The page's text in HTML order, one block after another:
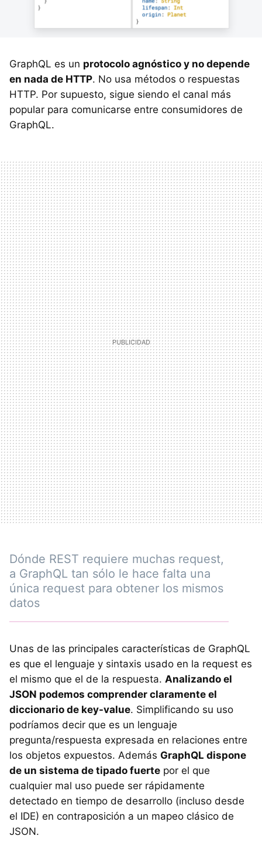
GraphQL es un protocolo agnóstico y no depende
en nada de HTTP. No usa métodos o respuestas
HTTP. Por supuesto, sigue siendo el canal más
popular para comunicarse entre consumidores de
GraphQL.
Dónde REST requiere muchas request,
a GraphQL tan sólo le hace falta una
única request para obtener los mismos
datos
Unas de las principales características de GraphQL
es que el lenguaje y sintaxis usado en la request es
el mismo que el de la respuesta. Analizando el
JSON podemos comprender claramente el
diccionario de key-value. Simplificando su uso
podríamos decir que es un lenguaje
pregunta/respuesta expresada en relaciones entre
los objetos expuestos. Además GraphQL dispone
de un sistema de tipado fuerte por el que
cualquier mal uso puede ser rápidamente
detectado en tiempo de desarrollo (incluso desde
el IDE) en contraposición a un mapeo clásico de
JSON.